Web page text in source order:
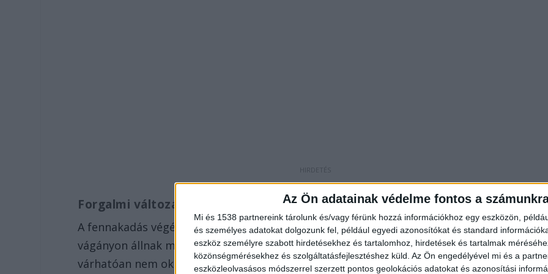
Az Ön adatainak védelme fontos a
Mi és 1538 partnereink tárolunk és/vagy férünk hozzá információkhoz egy eszközön,
és személyes adatokat dolgozunk fel, például egyedi azonosítókat és standard
eszköz személyre szabott hirdetésekhez és tartalomhoz, hirdetések és tartalmak
közönségmérésekhez és szolgáltatásfejlesztéshez küld. Az Ön engedélyével mi és a
eszközleolvasásos módszerrel szerzett pontos geolokációs adatokat és azonosítási
Forgalmi változás
A fennakadás végéig Tápiószentmártonban és Farmoson mindkét irányban az 1.
vágányon állnak meg a vonatok. A változás a sülysápi S60-as vonatok közlekedésében
várhatóan nem okoz jelentősebb fennakadást.